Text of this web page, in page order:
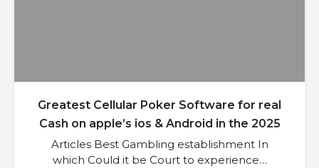
Greatest Cellular Poker Software for real
Cash on apple’s ios & Android in the 2025
Articles Best Gambling establishment In
which Could it be Court to experience…